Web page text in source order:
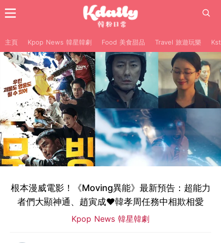
主頁 Kpop News 韓星韓劇 Food 美食甜品 Travel 旅遊玩樂
根本漫威電影！《Moving異能》最新預告：超能力
者們大顯神通、趙寅成♥韓孝周任務中相欺相愛
Kpop News 韓星韓劇